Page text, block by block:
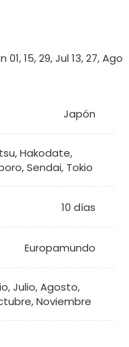
01, 15, 29, Jul 13, 27, Ago
Japón
,Hakodate,
,Sendai, Tokio
10 días
Europamundo
,Julio,Agosto,
,Noviembre